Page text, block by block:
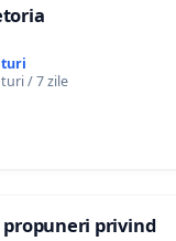
/ 7 zile
propuneri privind